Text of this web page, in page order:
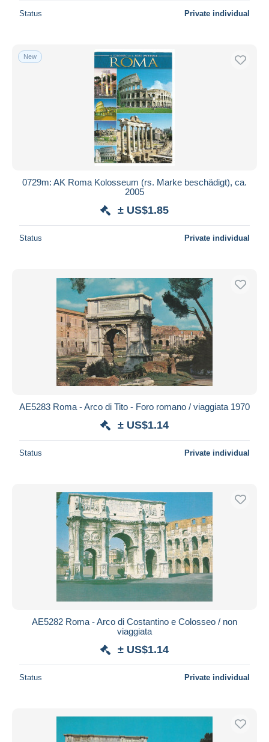
Status Private individual
New
0729m: AK Roma Kolosseum (rs. Marke beschädigt), ca.
2005
± US$1.85
Status Private individual
AE5283 Roma - Arco di Tito - Foro romano / viaggiata 1970
± US$1.14
Status Private individual
AE5282 Roma - Arco di Costantino e Colosseo / non
viaggiata
± US$1.14
Status Private individual